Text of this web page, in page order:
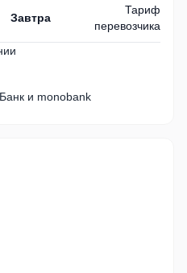
Завтра
Тариф
перевозчика
и monobank